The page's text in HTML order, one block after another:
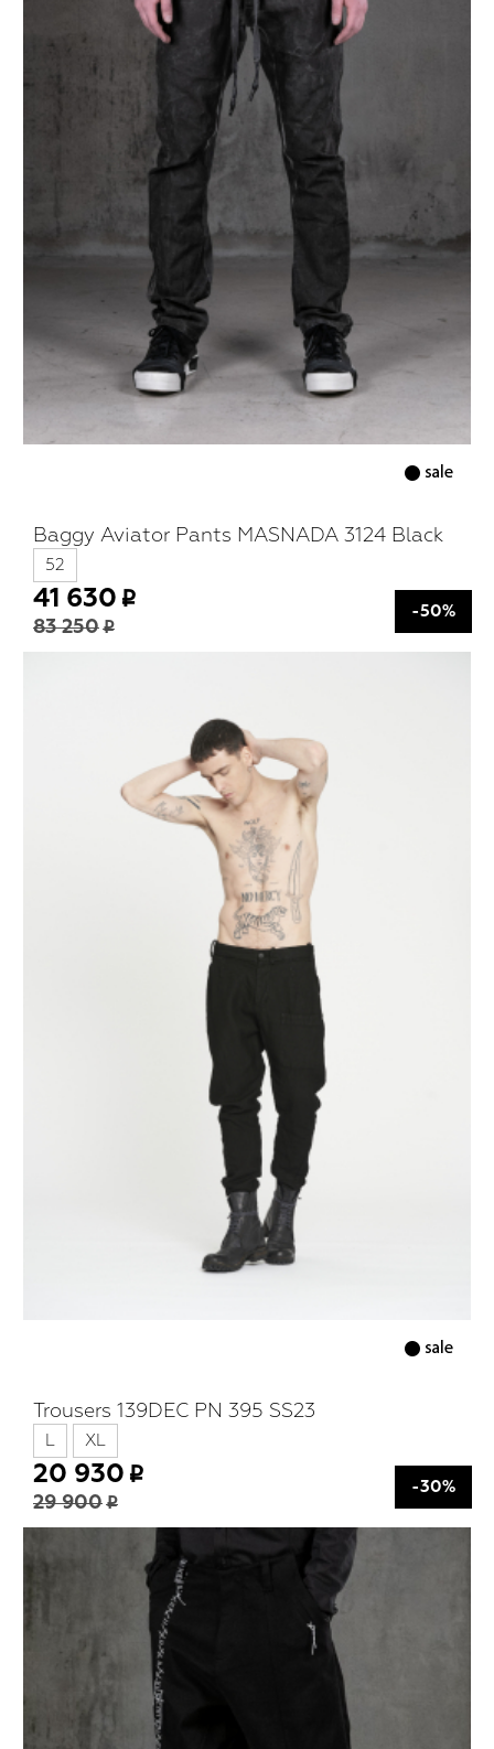
Baggy Aviator Pants MASNADA 3124 Black
52
41 630
83 250
-50%
Trousers 139DEC PN 395 SS23
L XL
20 930
29 900
-30%